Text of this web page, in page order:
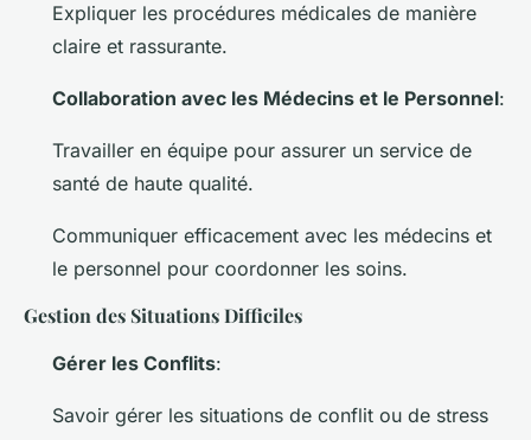
Expliquer les procédures médicales de manière
claire et rassurante.
Collaboration avec les Médecins et le Personnel:
Travailler en équipe pour assurer un service de
santé de haute qualité.
Communiquer efficacement avec les médecins et
le personnel pour coordonner les soins.
Gestion des Situations Difficiles
Gérer les Conflits:
Savoir gérer les situations de conflit ou de stress